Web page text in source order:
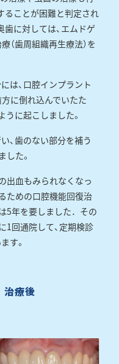
ることが困難と判定され
に対しては、エムドゲ
（歯周組織再生療法）を
は、口腔インプラント
に倒れ込んでいたた
うに起こしました。
、歯のない部分を補う
した。
出血もみられなくなっ
ための口腔機能回復治
5年を要しました．その
1回通院して、定期検診
す。
治療後